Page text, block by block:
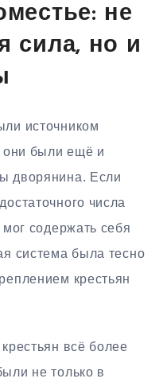
не
сила, но и
источником
они были ещё и
дворянина. Если
числа
содержать себя
система была тесно
крестьян
всё более
не только в